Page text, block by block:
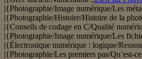
|{Photographie/Image numérique/Les
|{Photographie/Histoire/Histoire de la
|{Conseils de codage en C/Qualité
|{Photographie/Image numérique/Les
|{Électronique numérique : logique/
|{Photographie/Les premiers pas/Qu’est-